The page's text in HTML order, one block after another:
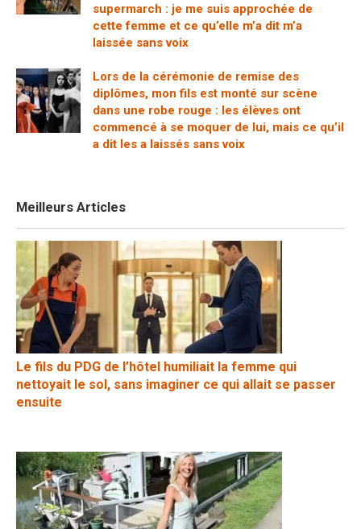
supermarch : je me suis approchée de
cette femme et ce qu’elle m’a dit m’a
laissée sans voix
Lors de la cérémonie de remise des
diplômes, mon fils est monté sur scène
dans une robe rouge : les élèves ont
commencé à se moquer de lui, mais ce qu’il
a dit les a laissés sans voix
Meilleurs Articles
Le fils du PDG de l’hôtel humiliait la femme qui
nettoyait le sol, sans imaginer ce qui allait se passer
ensuite